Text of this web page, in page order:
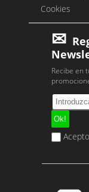
Cookies
Recibe en